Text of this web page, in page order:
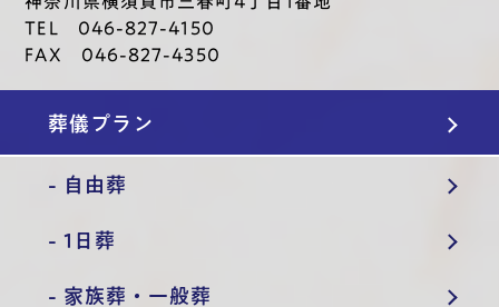
TEL 046-827-4150
FAX 046-827-4350
葬儀プラン
- 自由葬
- 1日葬
- 家族葬・一般葬